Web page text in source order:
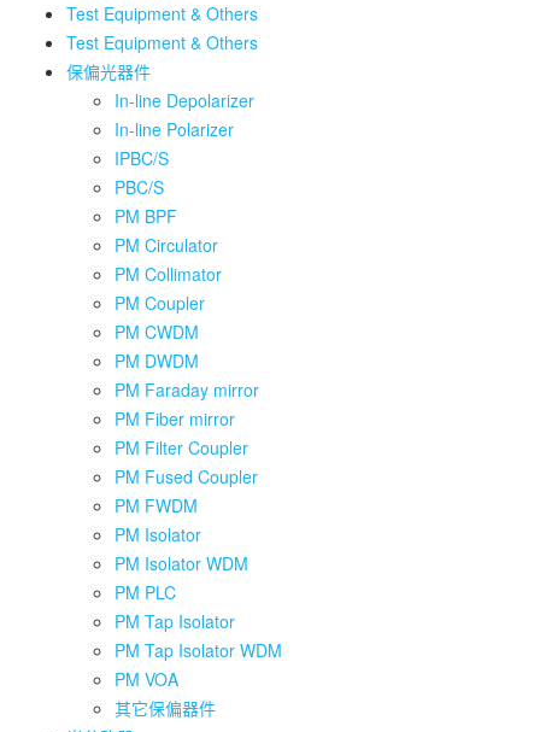
Test Equipment & Others
Test Equipment & Others
保偏光器件
In-line Depolarizer
In-line Polarizer
IPBC/S
PBC/S
PM BPF
PM Circulator
PM Collimator
PM Coupler
PM CWDM
PM DWDM
PM Faraday mirror
PM Fiber mirror
PM Filter Coupler
PM Fused Coupler
PM FWDM
PM Isolator
PM Isolator WDM
PM PLC
PM Tap Isolator
PM Tap Isolator WDM
PM VOA
其它保偏器件